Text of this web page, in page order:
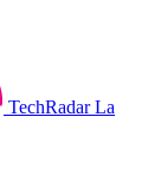
TechRadar La